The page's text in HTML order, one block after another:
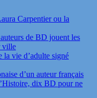
Carpentier ou la
de BD jouent les
ville
la vie d’adulte signé
d’un auteur français
dix BD pour ne